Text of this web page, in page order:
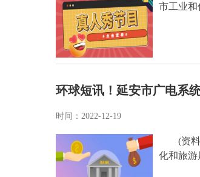
市工业和
环球短讯！延安市广电系
时间：2022-12-19
(资
化和旅游